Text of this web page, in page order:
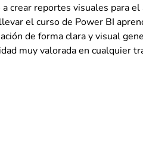
crear reportes visuales para
el curso de Power BI
de forma clara y visual
muy valorada en cualquier